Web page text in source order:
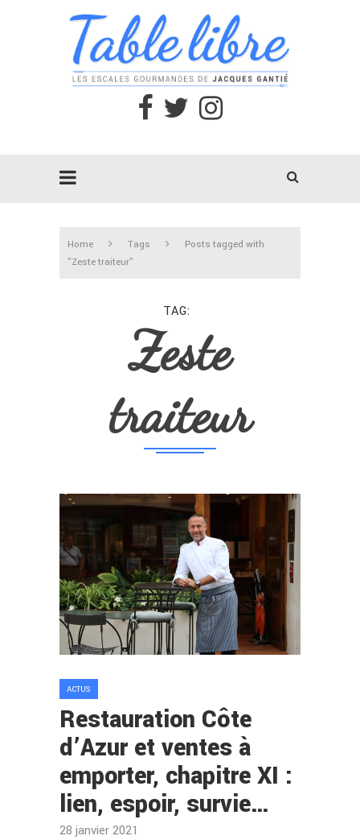
Home Tags
Posts tagged with
"Zeste traiteur"
TAG
Zeste
traiteur
ACTUS
Restauration Côte
d’Azur et ventes à
emporter, chapitre XI :
lien, espoir, survie…
28 janvier 2021